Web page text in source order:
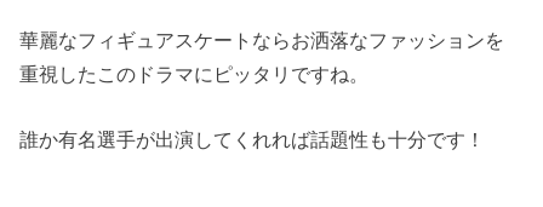
華麗なフィギュアスケートならお洒落なファッションを
重視したこのドラマにピッタリですね。
誰か有名選手が出演してくれれば話題性も十分です！